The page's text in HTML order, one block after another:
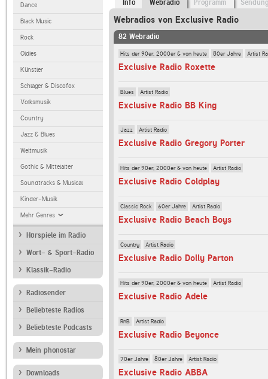
Dance
Black Music
Rock
Oldies
Künstler
Schlager & Discofox
Volksmusik
Country
Jazz & Blues
Weltmusik
Gothic & Mittelalter
Soundtracks & Musical
Kinder-Musik
Mehr Genres
Hörspiele im Radio
Wort- & Sport-Radio
Klassik-Radio
Radiosender
Beliebteste Radios
Beliebteste Podcasts
Mein phonostar
Downloads
Info Webradio Programm
Webradios von Exclusive Radio
82 Webradio
Hits der 90er, 2000er & von heute 80er Jahre Artist
Exclusive Radio Roxette
Blues Artist Radio
Exclusive Radio BB King
Jazz Artist Radio
Exclusive Radio Gregory Porter
Hits der 90er, 2000er & von heute Artist Radio
Exclusive Radio Coldplay
Classic Rock 60er Jahre Artist Radio
Exclusive Radio Beach Boys
Country Artist Radio
Exclusive Radio Dolly Parton
Hits der 90er, 2000er & von heute Artist Radio
Exclusive Radio Adele
RnB Artist Radio
Exclusive Radio Beyonce
70er Jahre 80er Jahre Artist Radio
Exclusive Radio ABBA